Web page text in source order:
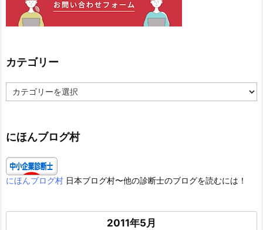
カテゴリー
テ
ー
にほんブログ村
にほんブログ村 日本ブログ村〜他の診断士のブログを読むには！
2011年5月